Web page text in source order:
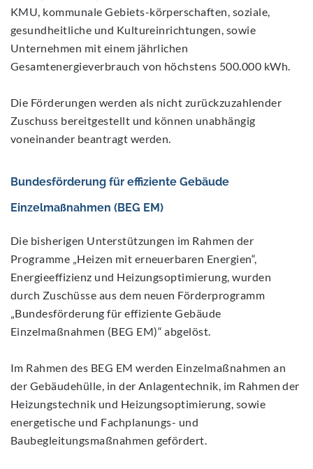
KMU, kommunale Gebiets-körperschaften, soziale,
gesundheitliche und Kultureinrichtungen, sowie
Unternehmen mit einem jährlichen
Gesamtenergieverbrauch von höchstens 500.000 kWh.
Die Förderungen werden als nicht zurückzuzahlender
Zuschuss bereitgestellt und können unabhängig
voneinander beantragt werden.
Bundesförderung für effiziente Gebäude
‎Einzelmaßnahmen (BEG EM)
Die bisherigen Unterstützungen im Rahmen der
Programme „Heizen mit erneuerbaren Energien“,
Energieeffizienz und Heizungsoptimierung, wurden
durch Zuschüsse aus dem neuen Förderprogramm
„Bundesförderung für effiziente Gebäude
‎Einzelmaßnahmen (BEG EM)“ abgelöst.
Im Rahmen des BEG EM werden Einzelmaßnahmen an
der Gebäudehülle, in der Anlagentechnik, im Rahmen der
Heizungstechnik und Heizungsoptimierung, sowie
energetische und Fachplanungs- und
Baubegleitungsmaßnahmen gefördert.